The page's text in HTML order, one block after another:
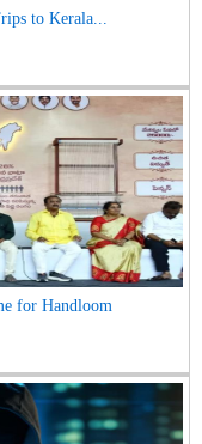
to Kerala...
for Handloom